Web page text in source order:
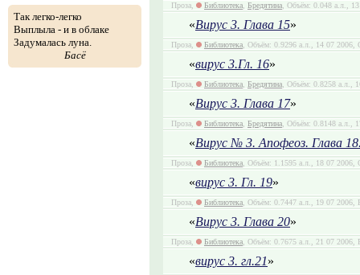
Так легко-легко
Выплыла - и в облаке
Задумалась луна.
Басё
Проза, Библиотека, Бредятина, Объём: 0.048 а.л.,
«Вирус 3. Глава 15»
Проза, Библиотека, Объём: 0.9296 а.л., 14 07 2006,
«вирус 3.Гл. 16»
Проза, Библиотека, Бредятина, Объём: 0.8258 а.л.,
«Вирус 3. Глава 17»
Проза, Библиотека, Бредятина, Объём: 0.8148 а.л.,
«Вирус № 3. Апофеоз. Глава
Проза, Библиотека, Объём: 1.1595 а.л., 18 07 2006,
«вирус 3. Гл. 19»
Проза, Библиотека, Объём: 0.7447 а.л., 19 07 2006,
«Вирус 3. Глава 20»
Проза, Библиотека, Объём: 0.7675 а.л., 21 07 2006,
«вирус 3. гл.21»